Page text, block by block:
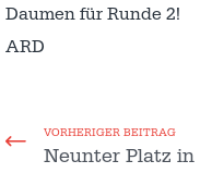
Daumen für Runde 2!
ARD
VORHERIGER BEITRAG
Neunter Platz in